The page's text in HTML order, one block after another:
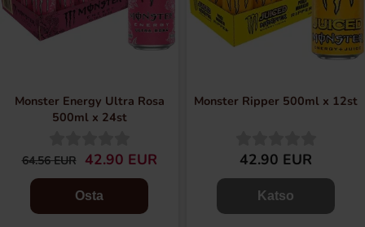
Monster Energy Ultra Rosa
500ml x 24st
64.56 EUR 42.90 EUR
Osta
Monster Ripper 500ml x 12st
42.90 EUR
Katso